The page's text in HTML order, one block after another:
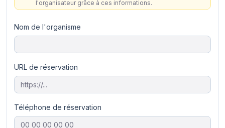
l'organisateur grâce à ces informations.
Nom de l'organisme
URL de réservation
Téléphone de réservation